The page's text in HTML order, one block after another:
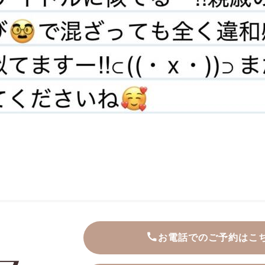
お電話でのご予約はこ